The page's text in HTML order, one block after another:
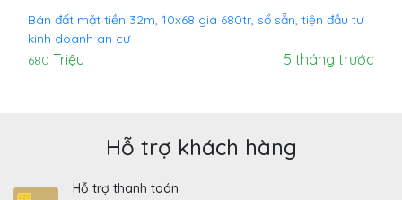
Bán đất mặt tiền 32m, 10x68 giá 680tr, sổ sẵn, tiện đầu tư
kinh doanh an cư
680 Triệu 5 tháng trước
Hỗ trợ khách hàng
Hỗ trợ thanh toán